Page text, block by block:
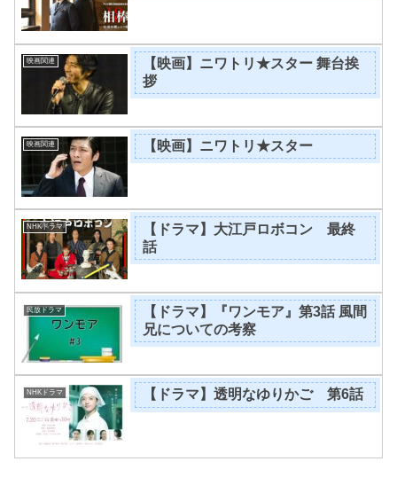
映画関連
【映画】ニワトリ★スター 舞台挨
拶
映画関連 【映画】ニワトリ★スター
NHKドラマ
【ドラマ】大江戸ロボコン 最終
話
民放ドラマ
【ドラマ】『ワンモア』第3話 風間
兄についての考察
NHKドラマ 【ドラマ】透明なゆりかご 第6話